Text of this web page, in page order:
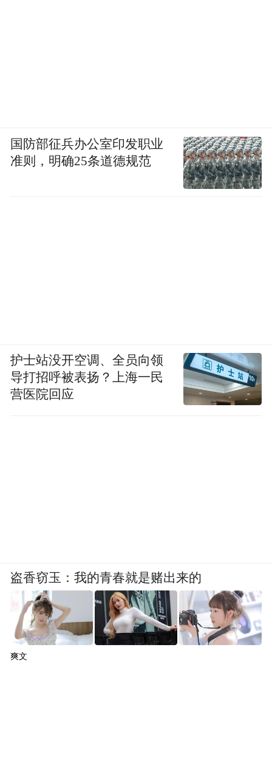
国防部征兵办公室印发职业
准则，明确25条道德规范
护士站没开空调、全员向领
导打招呼被表扬？上海一民
营医院回应
盗香窃玉：我的青春就是赌出来的
爽文